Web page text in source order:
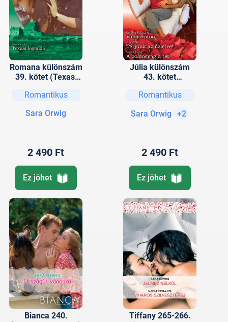
Romana különszám
39. kötet (Texasi
Romantikus
Sara Orwig
2 490 Ft
Ez jöhet
Júlia különszám
43. kötet
Térjünk az üzletre!,
Romantikus
Sara Orwig
+2
2 490 Ft
Ez jöhet
Bianca 240.
Tiffany 265-266.